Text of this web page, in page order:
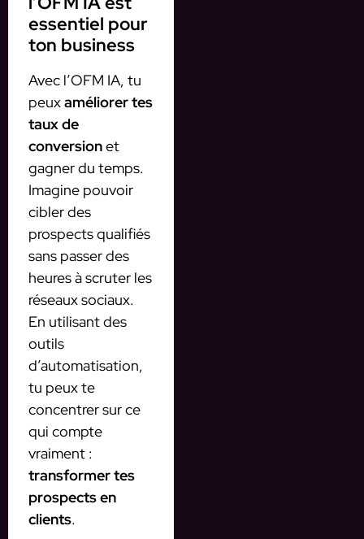
essentiel pour
ton business
Avec l’OFM IA, tu
peuxaméliorer tes
taux de
conversionet
gagner du temps.
Imagine pouvoir
cibler des
prospects qualifiés
sans passer des
heures à scruter les
réseaux sociaux.
En utilisant des
outils
d’automatisation,
tu peux te
concentrer sur ce
qui compte
vraiment :
transformer tes
prospects en
clients.